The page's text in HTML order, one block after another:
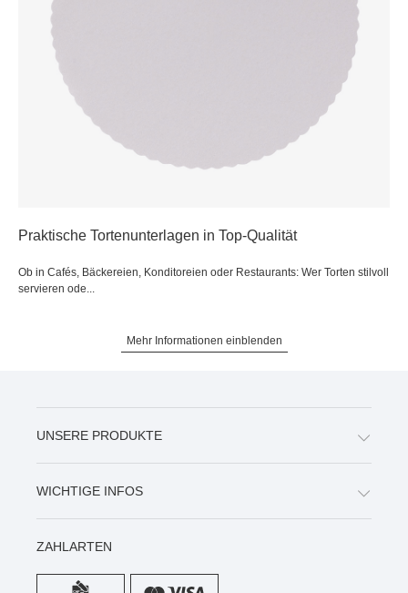
Praktische Tortenunterlagen in Top-Qualität
Ob in Cafés, Bäckereien, Konditoreien oder Restaurants: Wer Torten stilvoll
servieren ode...
Mehr Informationen einblenden
UNSERE PRODUKTE
WICHTIGE INFOS
ZAHLARTEN